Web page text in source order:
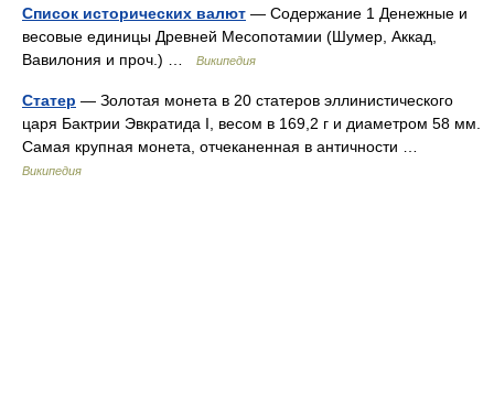
Список исторических валют — Содержание 1 Денежные и
весовые единицы Древней Месопотамии (Шумер, Аккад,
Вавилония и проч.) …
Википедия
Статер — Золотая монета в 20 статеров эллинистического
царя Бактрии Эвкратида I, весом в 169,2 г и диаметром 58 мм.
Самая крупная монета, отчеканенная в античности …
Википедия